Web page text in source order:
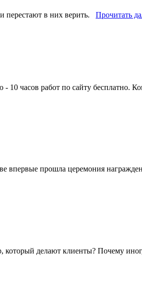
перестают в них верить. Прочитать
часов работ по сайту бесплатно.
впервые прошла церемония
делают клиенты? Почему